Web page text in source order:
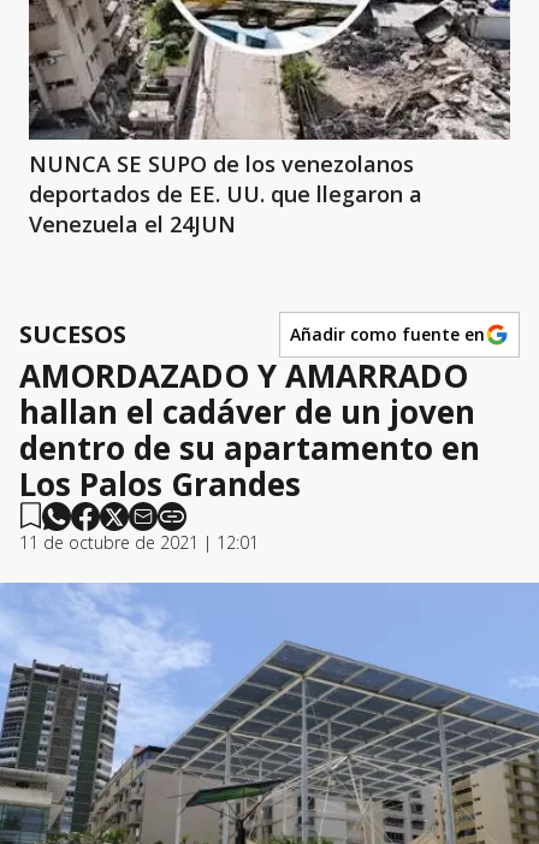
NUNCA SE SUPO de los venezolanos
deportados de EE. UU. que llegaron a
Venezuela el 24JUN
SUCESOS Añadir como fuente en
AMORDAZADO Y AMARRADO
hallan el cadáver de un joven
dentro de su apartamento en
Los Palos Grandes
11 de octubre de 2021 | 12:01